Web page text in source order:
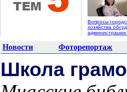
Вопросы
хозяйства
Новости Фоторепортаж
Школа